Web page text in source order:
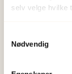
selv velge hvilke
Nødvendig